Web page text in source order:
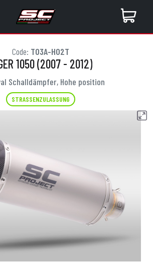
Code: T03A-H02T
1050 (2007 - 2012)
Schalldämpfer, Hohe position
STRASSENZULASSUNG